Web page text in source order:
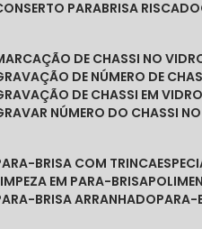
CONSERTO PARABRISA RISCADO
MARCAÇÃO DE CHASSI NO
GRAVAÇÃO DE NÚMERO DE
GRAVAÇÃO DE CHASSI EM VIDRO
GRAVAR NÚMERO DO CHASSI
PARA-BRISA COM TRINCA
LIMPEZA EM PARA-BRISA
PARA-BRISA ARRANHADO